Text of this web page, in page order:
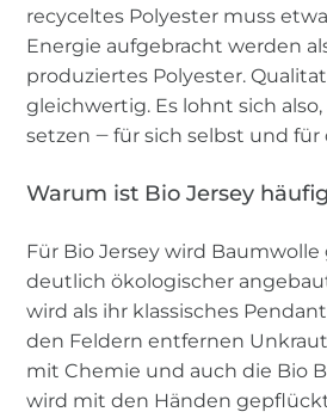
recyceltes Polyester muss
Energie aufgebracht werden
produziertes Polyester.
gleichwertig. Es lohnt sich also,
setzen ‒ für sich selbst und
Warum ist Bio Jersey
Für Bio Jersey wird
deutlich ökologischer
wird als ihr klassisches
den Feldern entfernen
mit Chemie und auch die Bio
wird mit den Händen